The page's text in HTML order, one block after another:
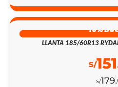
15%
LLANTA 185/60R13
S/
S/